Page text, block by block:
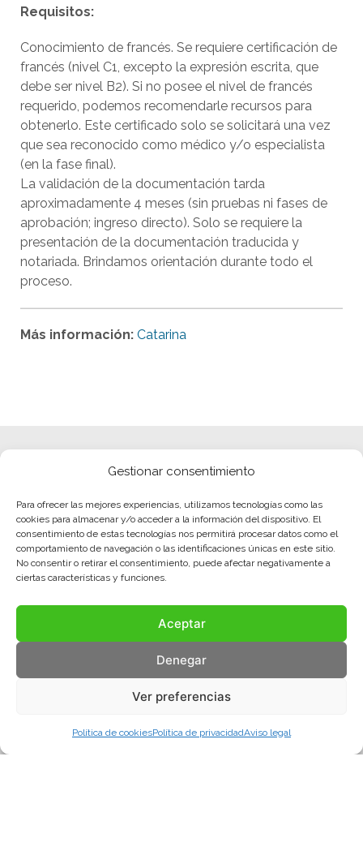
Gestionar consentimiento
Para ofrecer las mejores experiencias, utilizamos tecnologías como las
cookies para almacenar y/o acceder a la información del dispositivo. El
consentimiento de estas tecnologías nos permitirá procesar datos como el
comportamiento de navegación o las identificaciones únicas en este sitio.
No consentir o retirar el consentimiento, puede afectar negativamente a
ciertas características y funciones.
Aceptar
Denegar
Ver preferencias
Política de cookiesPolítica de privacidadAviso legal
Requisitos:
Conocimiento de francés. Se requiere certificación de
francés (nivel C1, excepto la expresión escrita, que
debe ser nivel B2). Si no posee el nivel de francés
requerido, podemos recomendarle recursos para
obtenerlo. Este certificado solo se solicitará una vez
que sea reconocido como médico y/o especialista
(en la fase final).
La validación de la documentación tarda
aproximadamente 4 meses (sin pruebas ni fases de
aprobación; ingreso directo). Solo se requiere la
presentación de la documentación traducida y
notariada. Brindamos orientación durante todo el
proceso.
Más información: Catarina